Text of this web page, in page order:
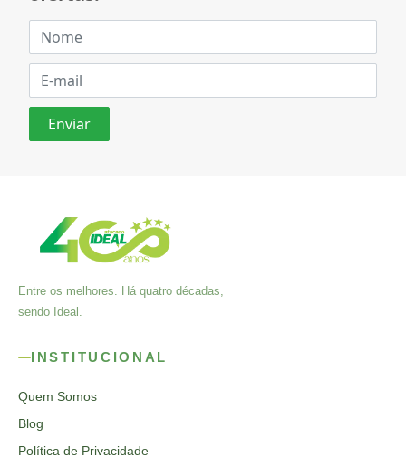
Entre os melhores. Há quatro décadas,
sendo Ideal.
INSTITUCIONAL
Quem Somos
Blog
Política de Privacidade